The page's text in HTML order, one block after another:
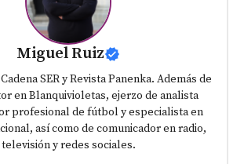
Miguel Ruiz
SER y Revista Panenka. Además de
en Blanquivioletas, ejerzo de analista
profesional de fútbol y especialista en
así como de comunicador en radio,
televisión y redes sociales.